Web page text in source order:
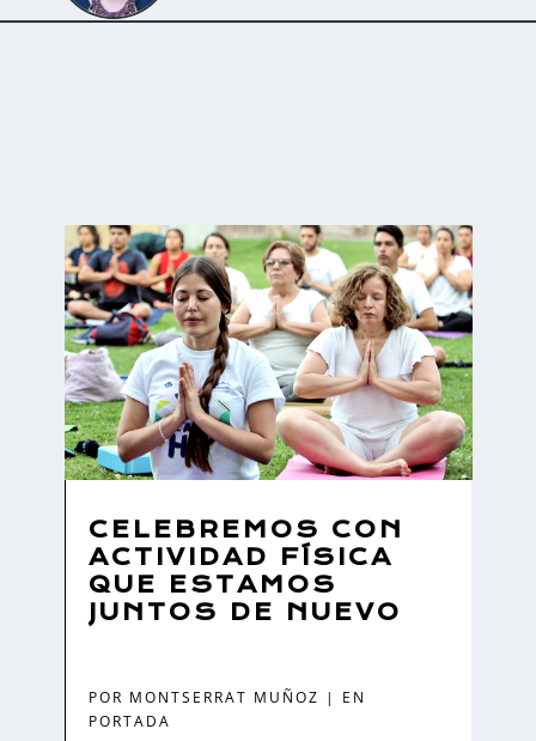
CELEBREMOS CON
ACTIVIDAD FÍSICA
QUE ESTAMOS
JUNTOS DE NUEVO
POR MONTSERRAT MUÑOZ | EN
PORTADA